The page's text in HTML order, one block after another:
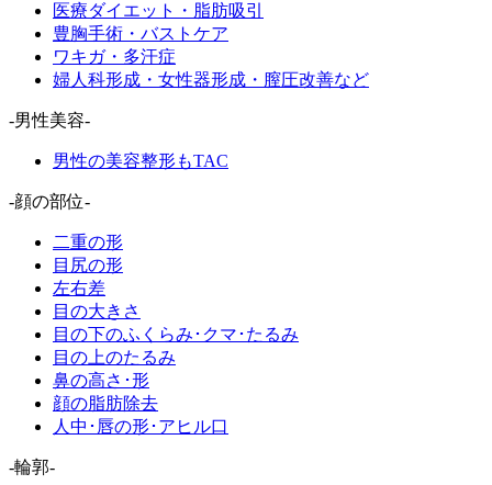
医療ダイエット・脂肪吸引
豊胸手術・バストケア
ワキガ・多汗症
婦人科形成・女性器形成・膣圧改善など
-男性美容-
男性の美容整形もTAC
-顔の部位-
二重の形
目尻の形
左右差
目の大きさ
目の下のふくらみ･クマ･たるみ
目の上のたるみ
鼻の高さ･形
顔の脂肪除去
人中･唇の形･アヒル口
-輪郭-